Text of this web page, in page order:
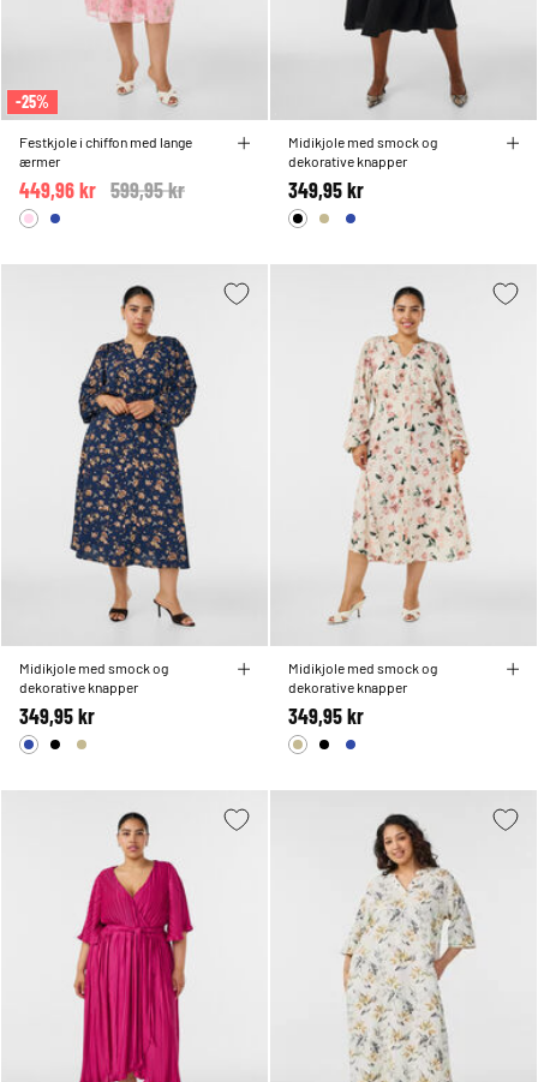
-25%
Festkjole i chiffon med lange
ærmer
Price reduced from
599,95 kr
449,96 kr
Midikjole med smock og
dekorative knapper
349,95 kr
Midikjole med smock og
dekorative knapper
349,95 kr
Midikjole med smock og
dekorative knapper
349,95 kr